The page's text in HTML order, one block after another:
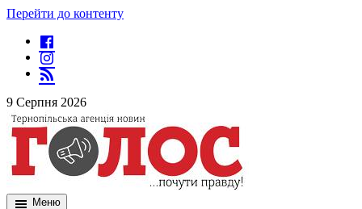
Перейти до контенту
9 Серпня 2026
Меню